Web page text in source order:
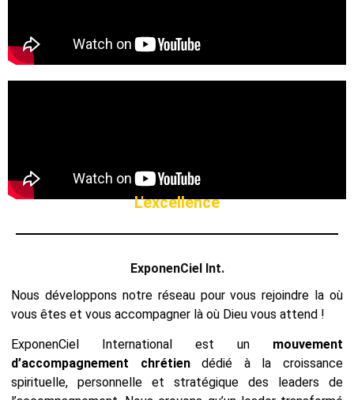
L'excellence
ExponenCiel Int.
Nous développons notre réseau pour vous rejoindre la où
vous êtes et vous accompagner là où Dieu vous attend !
ExponenCiel International est un mouvement
d’accompagnement chrétiendédié à la croissance
spirituelle, personnelle et stratégique des leaders de